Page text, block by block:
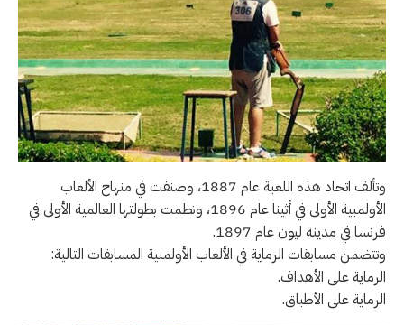
وتألف اتحاد هذه اللعبة عام 1887، وصنفت في منهاج الألعاب
الأولمبية الأولى في أثينا عام 1896، ونظمت بطولتها العالمية الأولى في
فرنسا في مدينة ليون عام 1897.
وتتضمن مسابقات الرماية في الألعاب الأولمبية المسابقات التالية:
الرماية على الأهداف.
الرماية على الأطباق.